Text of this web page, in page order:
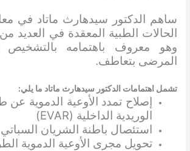
ساهم الدكتور سيدهارث ماتاد في
الحالات الطبية المعقدة في العديد
وهو معروف باهتمامه بالتشخيص
المرضى بتعاطف.
تشمل اهتمامات الدكتور سيدهارث ماتاد ما يلي:
إصلاح تمدد الأوعية الدموية
الوريدية الداخلية (EVAR)
استئصال باطنة الشريان السباتي
تحويل مجرى الأوعية الدموية